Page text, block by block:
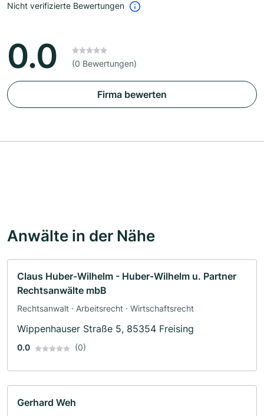
Nicht verifizierte Bewertungen
0.0 (0 Bewertungen)
Firma bewerten
Anwälte in der Nähe
Claus Huber-Wilhelm - Huber-Wilhelm u. Partner
Rechtsanwälte mbB
Rechtsanwalt · Arbeitsrecht · Wirtschaftsrecht
Wippenhauser Straße 5, 85354 Freising
0.0 (0)
Gerhard Weh